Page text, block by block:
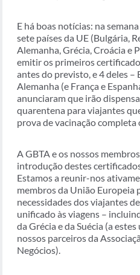
E há boas notícias: na
sete países da UE (Bulgária,
Alemanha, Grécia, Croácia e
emitir os primeiros
antes do previsto, e 4 deles –
Alemanha (e França e
anunciaram que irão
quarentena para viajantes
prova de vacinação completa
A GBTA e os nossos
introdução destes
Estamos a reunir-nos
membros da União Europeia
necessidades dos viajantes
unificado às viagens –
da Grécia e da Suécia (a
nossos parceiros da
Negócios).